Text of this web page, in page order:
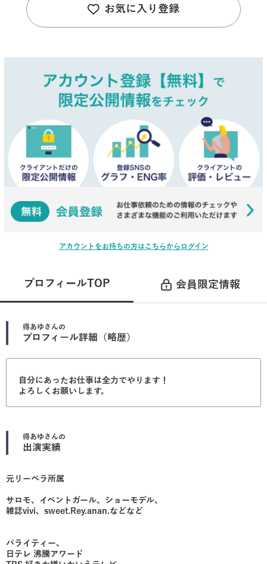
お気に入り登録
アカウントをお持ちの方はこちらからログイン
プロフィールTOP 会員限定情報
得あゆ さんの
プロフィール詳細（略歴）
自分にあったお仕事は全力でやります！
よろしくお願いします。
得あゆ さんの
出演実績
元リーベラ所属
サロモ、イベントガール、ショーモデル、
雑誌vivi、sweet.Rey.anan.などなど
バライティー、
日テレ 沸騰アワード